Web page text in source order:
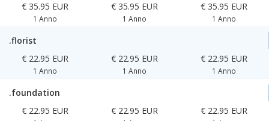
€ 35.95 EUR
1 Anno
€ 35.95 EUR
1 Anno
€ 35.95 EUR
1 Anno
.florist
€ 22.95 EUR
1 Anno
€ 22.95 EUR
1 Anno
€ 22.95 EUR
1 Anno
.foundation
€ 22.95 EUR
€ 22.95 EUR € 22.95 EUR